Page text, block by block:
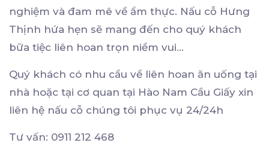
nghiệm và đam mê về ẩm thực. Nấu cỗ Hưng
Thịnh hứa hẹn sẽ mang đến cho quý khách
bữa tiệc liên hoan trọn niềm vui…
Quý khách có nhu cầu về liên hoan ăn uống tại
nhà hoặc tại cơ quan tại Hào Nam Cầu Giấy xin
liên hệ nấu cỗ chúng tôi phục vụ 24/24h
Tư vấn: 0911 212 468